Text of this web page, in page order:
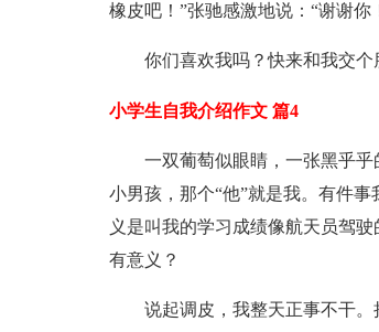
橡皮吧！”张驰感激地说：“谢谢
你们喜欢我吗？快来和我交个
小学生自我介绍作文 篇4
一双葡萄似眼睛，一张黑乎
小男孩，那个“他”就是我。有件
义是叫我的学习成绩像航天员驾
有意义？
说起调皮，我整天正事不干